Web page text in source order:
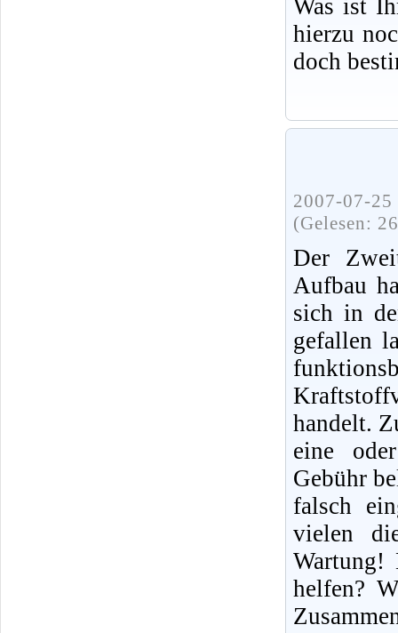
Was ist
hierzu
doch
2007-07-
(Gelesen:
Der
Aufbau
sich in
gefallen
handelt.
eine
Gebühr
falsch
vielen
Wartung!
helfen?